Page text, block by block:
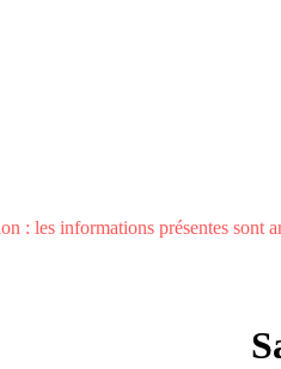
: les informations présentes sont